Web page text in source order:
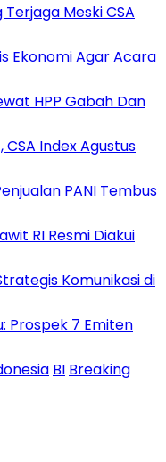
Meski CSA
Ekonomi Agar Acara
HPP Gabah Dan
Index Agustus
PANI Tembus
RI Resmi Diakui
Komunikasi di
Prospek 7 Emiten
BI Breaking